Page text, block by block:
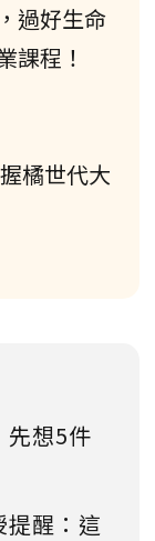
過好生命
課程！
橘世代大
先想5件
醒：這